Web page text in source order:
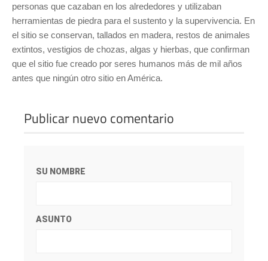
personas que cazaban en los alrededores y utilizaban
herramientas de piedra para el sustento y la supervivencia. En
el sitio se conservan, tallados en madera, restos de animales
extintos, vestigios de chozas, algas y hierbas, que confirman
que el sitio fue creado por seres humanos más de mil años
antes que ningún otro sitio en América.
Publicar nuevo comentario
SU NOMBRE
ASUNTO